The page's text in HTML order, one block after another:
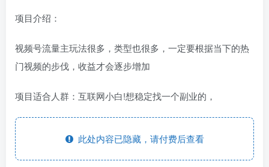
项目介绍：
视频号流量主玩法很多，类型也很多，一定要根据当下的热
门视频的步伐，收益才会逐步增加
项目适合人群：互联网小白!想稳定找一个副业的，
此处内容已隐藏，请付费后查看